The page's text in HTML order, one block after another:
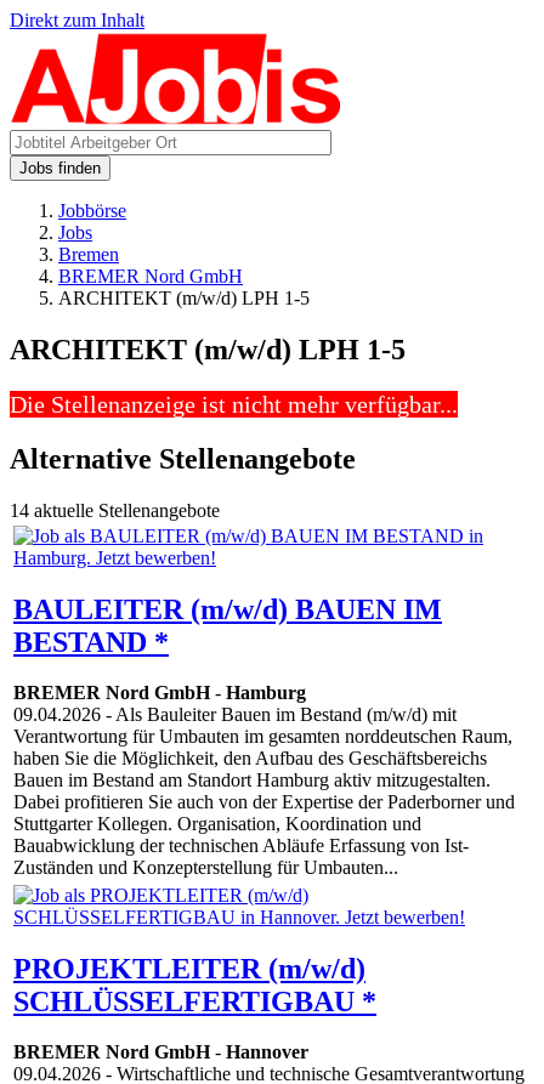
Direkt zum Inhalt
Jobs finden
Jobbörse
Jobs
Bremen
BREMER Nord GmbH
ARCHITEKT (m/w/d) LPH 1-5
ARCHITEKT (m/w/d) LPH 1-5
Die Stellenanzeige ist nicht mehr verfügbar...
Alternative Stellenangebote
14 aktuelle Stellenangebote
BAULEITER (m/w/d) BAUEN IM
BESTAND *
BREMER Nord GmbH- Hamburg
09.04.2026 - Als Bauleiter Bauen im Bestand (m/w/d) mit
Verantwortung für Umbauten im gesamten norddeutschen Raum,
haben Sie die Möglichkeit, den Aufbau des Geschäftsbereichs
Bauen im Bestand am Standort Hamburg aktiv mitzugestalten.
Dabei profitieren Sie auch von der Expertise der Paderborner und
Stuttgarter Kollegen. Organisation, Koordination und
Bauabwicklung der technischen Abläufe Erfassung von Ist-
Zuständen und Konzepterstellung für Umbauten...
PROJEKTLEITER (m/w/d)
SCHLÜSSELFERTIGBAU *
BREMER Nord GmbH- Hannover
09.04.2026 - Wirtschaftliche und technische Gesamtverantwortung